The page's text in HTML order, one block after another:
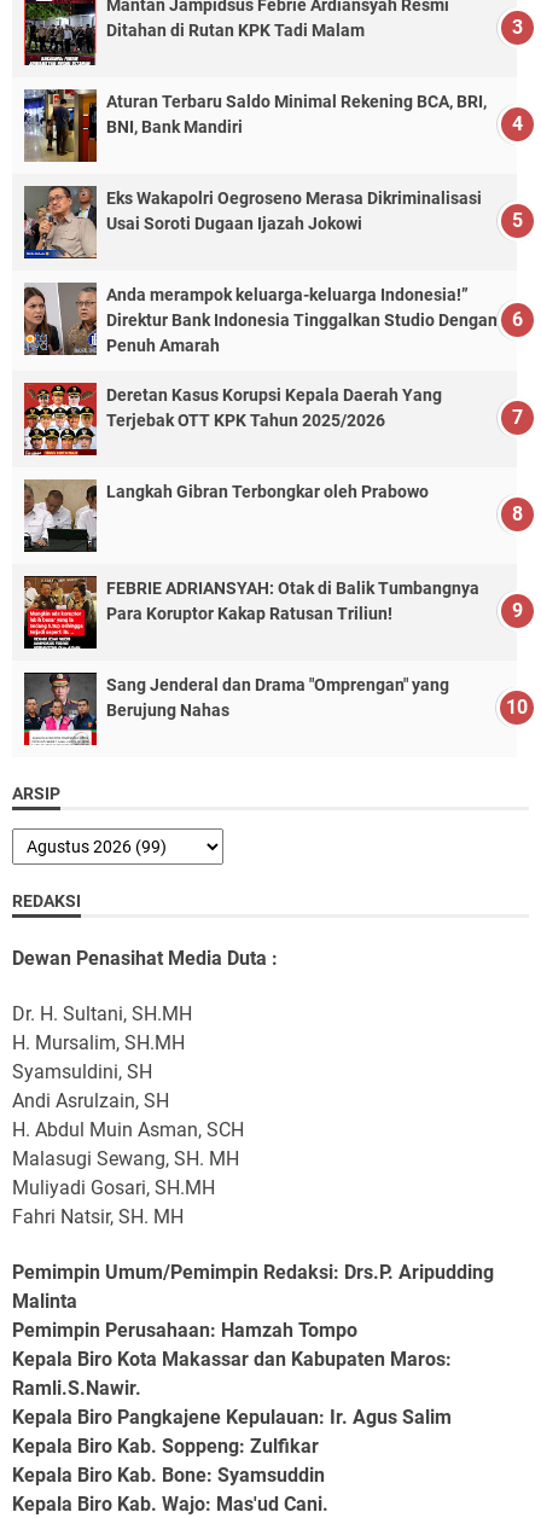
Mantan Jampidsus Febrie Ardiansyah Resmi
Ditahan di Rutan KPK Tadi Malam
Aturan Terbaru Saldo Minimal Rekening BCA, BRI,
BNI, Bank Mandiri
Eks Wakapolri Oegroseno Merasa Dikriminalisasi
Usai Soroti Dugaan Ijazah Jokowi
Anda merampok keluarga-keluarga Indonesia!”
Direktur Bank Indonesia Tinggalkan Studio Dengan
Penuh Amarah
Deretan Kasus Korupsi Kepala Daerah Yang
Terjebak OTT KPK Tahun 2025/2026
Langkah Gibran Terbongkar oleh Prabowo
FEBRIE ADRIANSYAH: Otak di Balik Tumbangnya
Para Koruptor Kakap Ratusan Triliun!
Sang Jenderal dan Drama "Omprengan" yang
Berujung Nahas
ARSIP
REDAKSI
Dewan Penasihat Media Duta :
Dr. H. Sultani, SH.MH
H. Mursalim, SH.MH
Syamsuldini, SH
Andi Asrulzain, SH
H. Abdul Muin Asman, SCH
Malasugi Sewang, SH. MH
Muliyadi Gosari, SH.MH
Fahri Natsir, SH. MH
Pemimpin Umum/Pemimpin Redaksi: Drs.P. Aripudding
Malinta
Pemimpin Perusahaan: Hamzah Tompo
Kepala Biro Kota Makassar dan Kabupaten Maros:
Ramli.S.Nawir.
Kepala Biro Pangkajene Kepulauan: Ir. Agus Salim
Kepala Biro Kab. Soppeng: Zulfikar
Kepala Biro Kab. Bone: Syamsuddin
Kepala Biro Kab. Wajo: Mas'ud Cani.